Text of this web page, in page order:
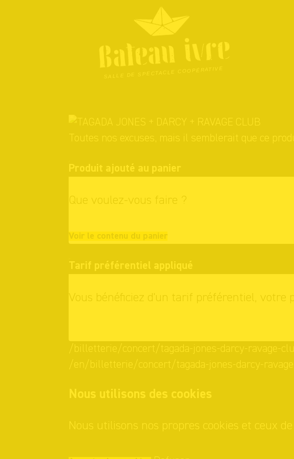
Toutes nos excuses, mais il semblerait que ce
Produit ajouté au panier
Que voulez-vous faire ?
Voir le contenu du panier
Tarif préférentiel appliqué
Vous bénéficiez d'un tarif préférentiel, votre
/billetterie/concert/tagada-jones-darcy-ravage-
/en/billetterie/concert/tagada-jones-darcy-
Nous utilisons des cookies
Nous utilisons nos propres cookies et ceux